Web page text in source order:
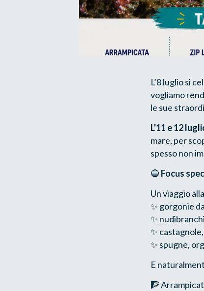
L’8 luglio si
vogliamo
le sue
L’11 e 12
mare, per
spesso non
🔵 Focus
Un viaggio
✨ gorgonie
✨
✨
✨ spugne,
E
🧗